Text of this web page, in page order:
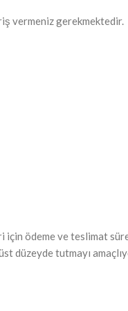
vermeniz gerekmektedir.
ödeme ve teslimat
düzeyde tutmayı